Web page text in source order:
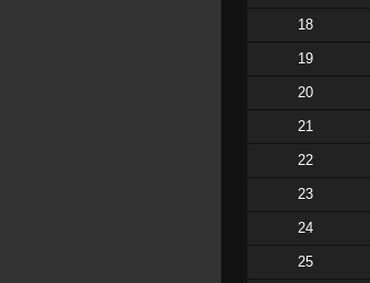
18
19
20
21
22
23
24
25